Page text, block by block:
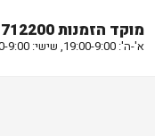
מוקד הזמנות 072-3712200
א'-ה': 19:00-9:00, שישי: 13:00-9:00